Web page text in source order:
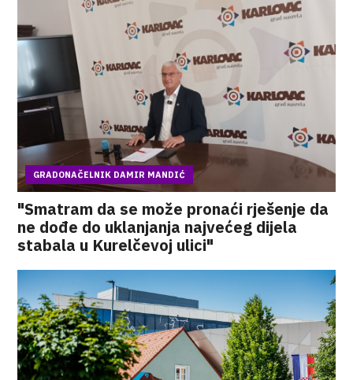
GRADONAČELNIK DAMIR MANDIĆ
"Smatram da se može pronaći rješenje da
ne dođe do uklanjanja najvećeg dijela
stabala u Kurelčevoj ulici"